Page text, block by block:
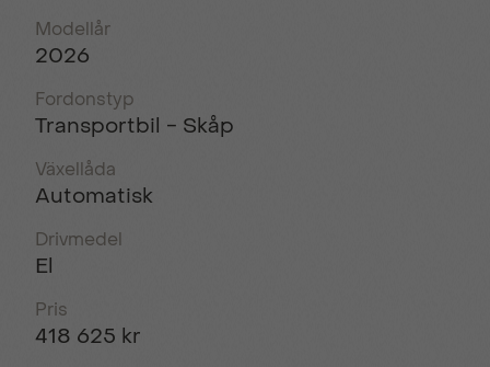
Modellår
2026
Fordonstyp
Transportbil - Skåp
Växellåda
Automatisk
Drivmedel
El
Pris
418 625 kr